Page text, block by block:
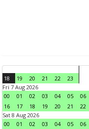
18 19 20 21 22
23
Fri 7 Aug 2026
00
01 02 03 04 05 06
16
17 18 19 20 21 22
Sat 8 Aug 2026
00
01 02 03 04 05 06